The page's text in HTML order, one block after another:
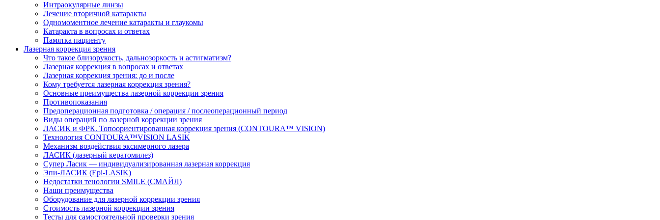
Интраокулярные линзы
Лечение вторичной катаракты
Одномоментное лечение катаракты и глаукомы
Катаракта в вопросах и ответах
Памятка пациенту
Лазерная коррекция зрения
Что такое близорукость, дальнозоркость и астигматизм?
Лазерная коррекция в вопросах и ответах
Лазерная коррекция зрения: до и после
Кому требуется лазерная коррекция зрения?
Основные преимущества лазерной коррекции зрения
Противопоказания
Предоперационная подготовка / операция / послеоперационный период
Виды операций по лазерной коррекции зрения
ЛАСИК и ФРК. Топоориентированная коррекция зрения (CONTOURA™ VISION)
Технология CONTOURA™VISION LASIK
Механизм воздействия эксимерного лазера
ЛАСИК (лазерный кератомилез)
Супер Ласик — индивидуализированная лазерная коррекция
Эпи-ЛАСИК (Epi-LASIK)
Недостатки тенологии SMILE (СМАЙЛ)
Наши преимущества
Оборудование для лазерной коррекции зрения
Стоимость лазерной коррекции зрения
Тесты для самостоятельной проверки зрения